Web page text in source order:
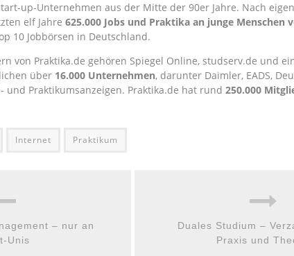
up-Unternehmen aus der Mitte der 90er Jahre. Nach
elf Jahre 625.000 Jobs und Praktika an junge Menschen
10 Jobbörsen in Deutschland.
von Praktika.de gehören Spiegel Online, studserv.de und
über 16.000 Unternehmen, darunter Daimler, EADS,
und Praktikumsanzeigen. Praktika.de hat rund 250.000
Internet Praktikum
– nur an
Unis
Duales Studium –
Praxis und